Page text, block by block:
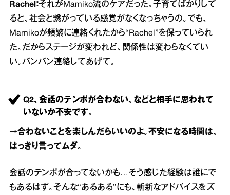
Rachel：それがMamiko流のケアだった。子育てばかりして
ると、社会と繋がっている感覚がなくなっちゃうの。でも、
Mamikoが頻繁に連絡くれたから“Rachel”を保っていられ
た。だからステージが変われど、関係性は変わらなくてい
い。バンバン連絡してあげて。
Q2、会話のテンポが合わない、などと相手に思われて
いないか不安です。
→合わないことを楽しんだらいいのよ。不安になる時間は、
はっきり言ってムダ。
会話のテンポが合ってないかも…そう感じた経験は誰にで
もあるはず。そんな“あるある”にも、斬新なアドバイスをズ